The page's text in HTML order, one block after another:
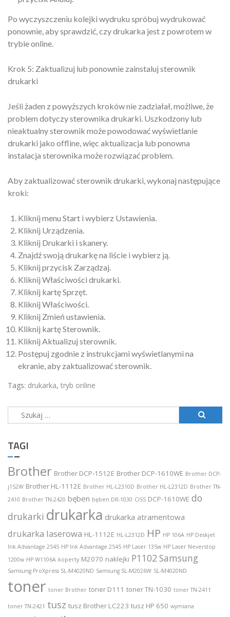
Po wyczyszczeniu kolejki wydruku spróbuj wydrukować
ponownie, aby sprawdzić, czy drukarka jest z powrotem w
trybie online.
Krok 5: Zaktualizuj lub ponownie zainstaluj sterownik
drukarki
Jeśli żaden z powyższych kroków nie zadziałał, możliwe, że
problem dotyczy sterownika drukarki. Uszkodzony lub
nieaktualny sterownik może powodować wyświetlanie
drukarki jako offline, więc aktualizacja lub ponowna
instalacja sterownika może rozwiązać problem.
Aby zaktualizować sterownik drukarki, wykonaj następujące
kroki:
Kliknij menu Start i wybierz Ustawienia.
Kliknij Urządzenia.
Kliknij Drukarki i skanery.
Znajdź swoją drukarkę na liście i wybierz ją.
Kliknij przycisk Zarządzaj.
Kliknij Właściwości drukarki.
Kliknij kartę Sprzęt.
Kliknij Właściwości.
Kliknij Zmień ustawienia.
Kliknij kartę Sterownik.
Kliknij Aktualizuj sterownik.
Postępuj zgodnie z instrukcjami wyświetlanymi na
ekranie, aby zaktualizować sterownik.
Tags: drukarka, tryb online
Szukaj:
TAGI
Brother Brother DCP-1512E Brother DCP-1610WE Brother DCP-
j152W Brother HL-1112E Brother HL-L2310D Brother HL-L2312D Brother TN-
2410 Brother TN-2420 bęben bęben DR-1030 CISS DCP-1610WE do
drukarki drukarka drukarka atramentowa
drukarka laserowa HL-1112E HL-L2312D HP HP 106A HP Deskjet
Ink Advantage 2545 HP Ink Advantage 2545 HP Laser 135w HP Laser Neverstop
1200w HP W1106A koperty M2070 naklejki P1102 Samsung
Samsung ProXpress SL-M4020ND Samsung SL-M2026W SL-M4020ND
toner toner Brother toner D111 toner TN-1030 toner TN-2411
toner TN-2421 tusz tusz Brother LC223 tusz HP 650 wymiana